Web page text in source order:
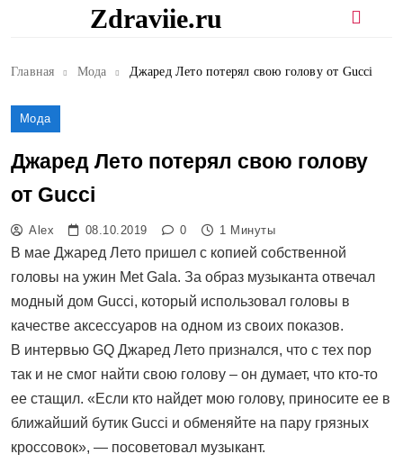
Zdraviie.ru
Главная Мода Джаред Лето потерял свою голову от Gucci
Мода
Джаред Лето потерял свою голову
от Gucci
Alex 08.10.2019 0 1 Минуты
В мае Джаред Лето пришел с копией собственной
головы на ужин Met Gala. За образ музыканта отвечал
модный дом Gucci, который использовал головы в
качестве аксессуаров на одном из своих показов.
В интервью GQ Джаред Лето признался, что с тех пор
так и не смог найти свою голову – он думает, что кто-то
ее стащил. «Если кто найдет мою голову, приносите ее в
ближайший бутик Gucci и обменяйте на пару грязных
кроссовок», — посоветовал музыкант.